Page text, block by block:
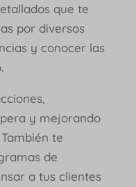
que te
por diversos
y conocer las
y mejorando
te
de
a tus clientes